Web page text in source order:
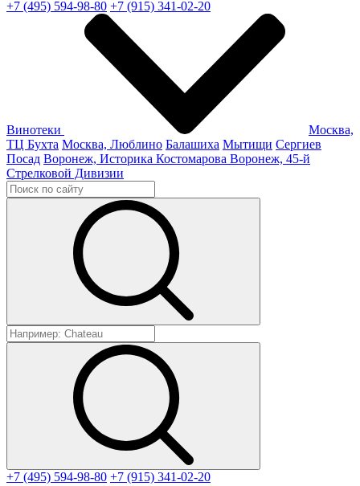
+7 (495) 594-98-80 +7 (915) 341-02-20
Винотеки
Москва,
ТЦ Бухта Москва, Люблино Балашиха Мытищи Сергиев
Посад Воронеж, Историка Костомарова Воронеж, 45-й
Стрелковой Дивизии
+7 (495) 594-98-80 +7 (915) 341-02-20